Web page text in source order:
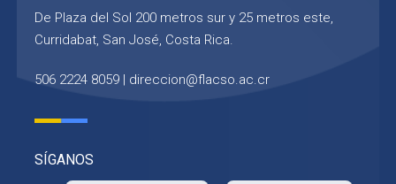
De Plaza del Sol 200 metros sur y 25 metros este,
Curridabat, San José, Costa Rica.
506 2224 8059 | direccion@flacso.ac.cr
SÍGANOS